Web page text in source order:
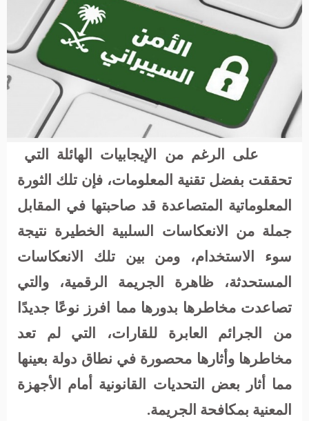
على الرغم من الإيجابيات الهائلة التي
تحققت بفضل تقنية المعلومات، فإن تلك الثورة
المعلوماتية المتصاعدة قد صاحبتها في المقابل
جملة من الانعكاسات السلبية الخطيرة نتيجة
سوء الاستخدام، ومن بين تلك الانعكاسات
المستحدثة، ظاهرة الجريمة الرقمية، والتي
تصاعدت مخاطرها بدورها مما افرز نوعًا جديدًا
من الجرائم العابرة للقارات، التي لم تعد
مخاطرها وأثارها محصورة في نطاق دولة بعينها
مما أثار بعض التحديات القانونية أمام الأجهزة
المعنية بمكافحة الجريمة.